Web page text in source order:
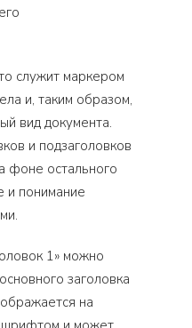
служит маркером
и, таким образом,
вид документа.
и подзаголовков
фоне остального
и понимание
1» можно
заголовка
на